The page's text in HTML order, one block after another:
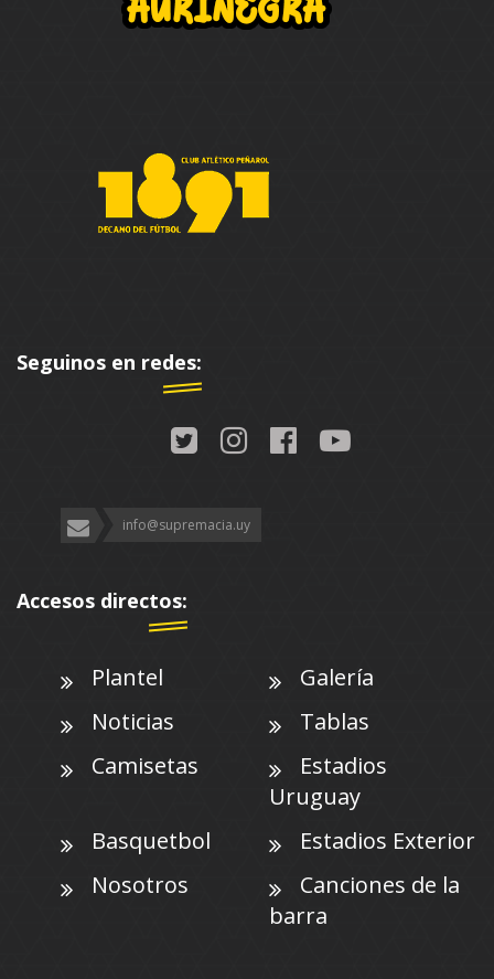
Seguinos en redes:
info@supremacia.uy
Accesos directos:
Plantel
Galería
Noticias
Tablas
Camisetas
Estadios
Uruguay
Basquetbol
Estadios Exterior
Nosotros
Canciones de la
barra